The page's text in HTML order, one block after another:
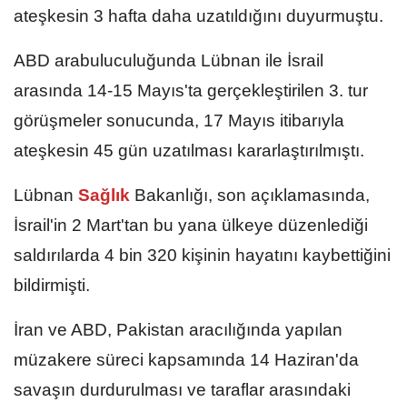
ateşkesin 3 hafta daha uzatıldığını duyurmuştu.
ABD arabuluculuğunda Lübnan ile İsrail
arasında 14-15 Mayıs'ta gerçekleştirilen 3. tur
görüşmeler sonucunda, 17 Mayıs itibarıyla
ateşkesin 45 gün uzatılması kararlaştırılmıştı.
Lübnan Sağlık Bakanlığı, son açıklamasında,
İsrail'in 2 Mart'tan bu yana ülkeye düzenlediği
saldırılarda 4 bin 320 kişinin hayatını kaybettiğini
bildirmişti.
İran ve ABD, Pakistan aracılığında yapılan
müzakere süreci kapsamında 14 Haziran'da
savaşın durdurulması ve taraflar arasındaki